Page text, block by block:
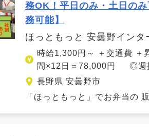
務OK！平日のみ・土日の
務可能】
ほっともっと 安曇野インタ
時給1,300円～ ＋交通費 ＋
間×12日＝78,000円 ◎週払
長野県 安曇野市
「ほっともっと」でお弁当の